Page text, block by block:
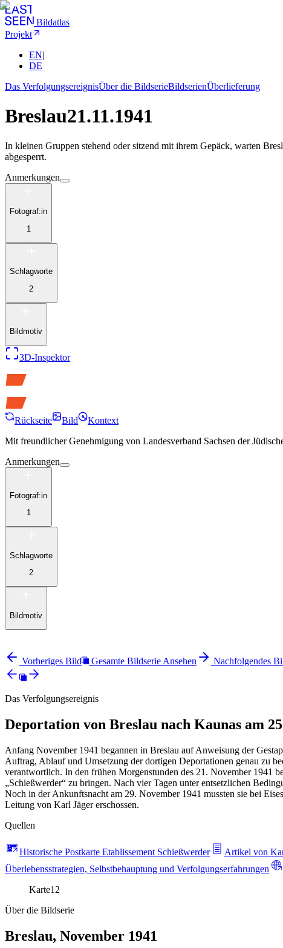
Bildatlas
Projekt
EN|
DE
Das VerfolgungsereignisÜber die BildserieBildserienÜberlieferung
Breslau21.11.1941
In kleinen Gruppen stehend oder sitzend mit ihrem Gepäck, warten
abgesperrt.
Anmerkungen
Fotograf:in
1
Schlagworte
2
Bildmotiv
3D-Inspektor
Rückseite Bild
Kontext
Mit freundlicher Genehmigung von Landesverband Sachsen der
Anmerkungen
Fotograf:in
1
Schlagworte
2
Bildmotiv
Vorheriges Bild Gesamte Bildserie Ansehen Nachfolgendes
Das Verfolgungsereignis
Deportation von Breslau nach Kaunas am
Anfang November 1941 begannen in Breslau auf Anweisung der
Auftrag, Ablauf und Umsetzung der dortigen Deportationen genau zu
verantwortlich. In den frühen Morgenstunden des 21. November 1941
„Schießwerder“ zu bringen. Nach vier Tagen unter entsetzlichen
Noch in der Ankunftsnacht am 29. November 1941 mussten sie bei
Leitung von Karl Jäger erschossen.
Quellen
Historische Postkarte Etablissement Schießwerder Artikel von
Überlebensstrategien, Selbstbehauptung und Verfolgungserfahrungen
Karte12
Über die Bildserie
Breslau, November 1941